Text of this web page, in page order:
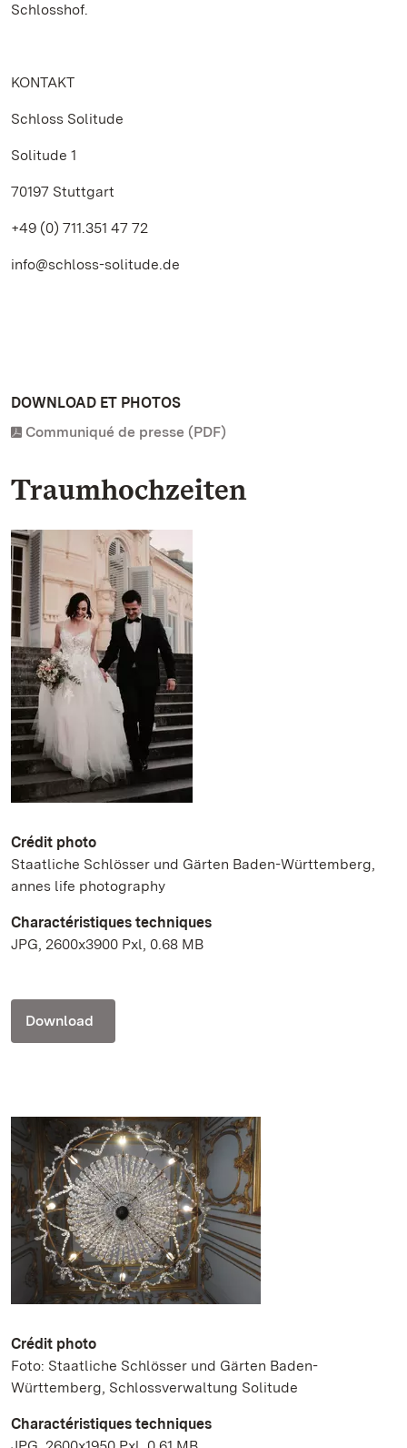
Schlosshof.
KONTAKT
Schloss Solitude
Solitude 1
70197 Stuttgart
+49 (0) 711.351 47 72
info@schloss-solitude.de
DOWNLOAD ET PHOTOS
Communiqué de presse (PDF)
Traumhochzeiten
Crédit photo
Staatliche Schlösser und Gärten Baden-Württemberg,
annes life photography
Charactéristiques techniques
JPG, 2600x3900 Pxl, 0.68 MB
Download
Crédit photo
Foto: Staatliche Schlösser und Gärten Baden-
Württemberg, Schlossverwaltung Solitude
Charactéristiques techniques